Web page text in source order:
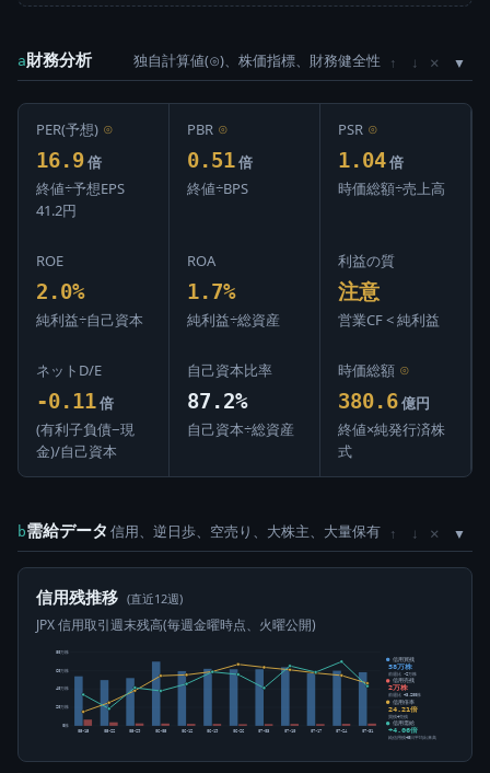
a財務分析 独自計算値(⊙)、株価指標、財務健全性 ↑ ↓ ×
PER(予想) ⊙
16.9 倍
終値÷予想EPS
41.2円
PBR ⊙
0.51 倍
終値÷BPS
PSR ⊙
1.04 倍
時価総額÷売上高
ROE
2.0%
純利益÷自己資本
ROA
1.7%
純利益÷総資産
利益の質
注意
営業CF < 純利益
ネットD/E
-0.11 倍
(有利子負債−現
金)/自己資本
自己資本比率
87.2%
自己資本÷総資産
時価総額 ⊙
380.6 億円
終値×純発行済株
式
b需給データ 信用、逆日歩、空売り、大株主、大量保有 ↑ ↓ ×
信用残推移 (直近12週)
JPX 信用取引週末残高(毎週金曜時点、火曜公開)
0株
20万株
40万株
60万株
80万株
05-15 05-22 05-29 06-05 06-12 06-19 06-26 07-03 07-10 07-17 07-24 07-31
信用買残
58万株
前週比 -2万株
信用売残
2万株
前週比 +3,200株
信用倍率
24.21倍
買残÷売残
信用需給
+4.06倍
純信用残÷5日平均出来高